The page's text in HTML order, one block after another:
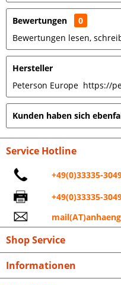
Bewertungen
0
Bewertungen lesen,
Hersteller
Peterson Europe https://
Kunden haben sich
Service Hotline
+49(0)33335-
+49(0)33335-
Shop Service
Informationen